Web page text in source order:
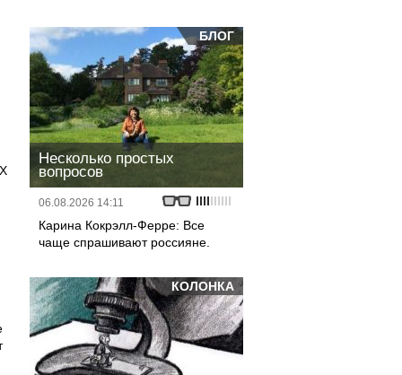
БЛОГ
Несколько простых
вопросов
06.08.2026 14:11
Карина Кокрэлл-Ферре: Все
чаще спрашивают россияне.
КОЛОНКА